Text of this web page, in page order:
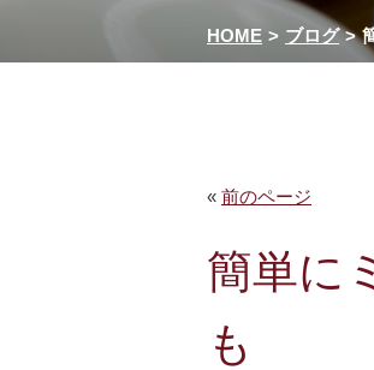
HOME ブログ
« 前のページ
簡単に
も